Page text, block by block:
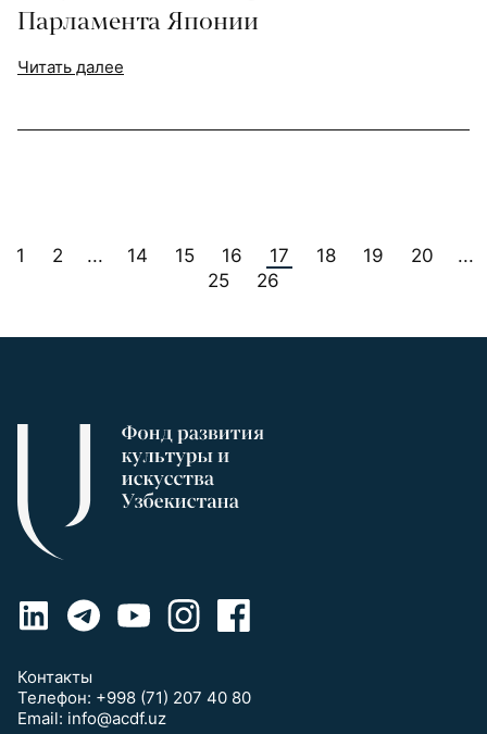
Парламента Японии
Читать далее
1 2 ... 14 15 16 17 18 19 20
...
25
26
Контакты
Телефон: +998 (71) 207 40 80
Email: info@acdf.uz